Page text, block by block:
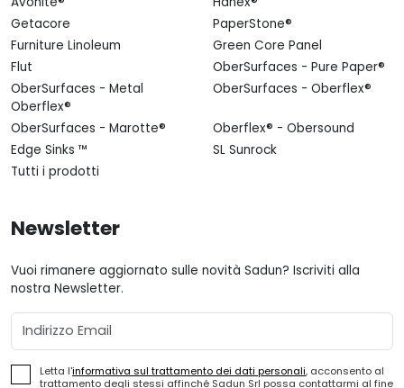
Getacore
PaperStone®
Furniture Linoleum
Green Core Panel
Flut
OberSurfaces - Pure Paper®
OberSurfaces - Metal
Oberflex®
OberSurfaces - Oberflex®
OberSurfaces - Marotte®
Oberflex® - Obersound
Edge Sinks ™
SL Sunrock
Tutti i prodotti
Newsletter
Vuoi rimanere aggiornato sulle novità Sadun? Iscriviti alla
nostra Newsletter.
Email
Letta l'informativa sul trattamento dei dati personali, acconsento al
trattamento degli stessi affinché Sadun Srl possa contattarmi al fine